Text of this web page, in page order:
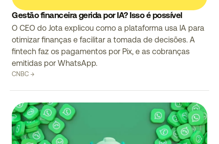
Gestão financeira gerida por IA? Isso é possível
O CEO do Jota explicou como a plataforma usa IA para
otimizar finanças e facilitar a tomada de decisões. A
fintech faz os pagamentos por Pix, e as cobranças
emitidas por WhatsApp.
CNBC →